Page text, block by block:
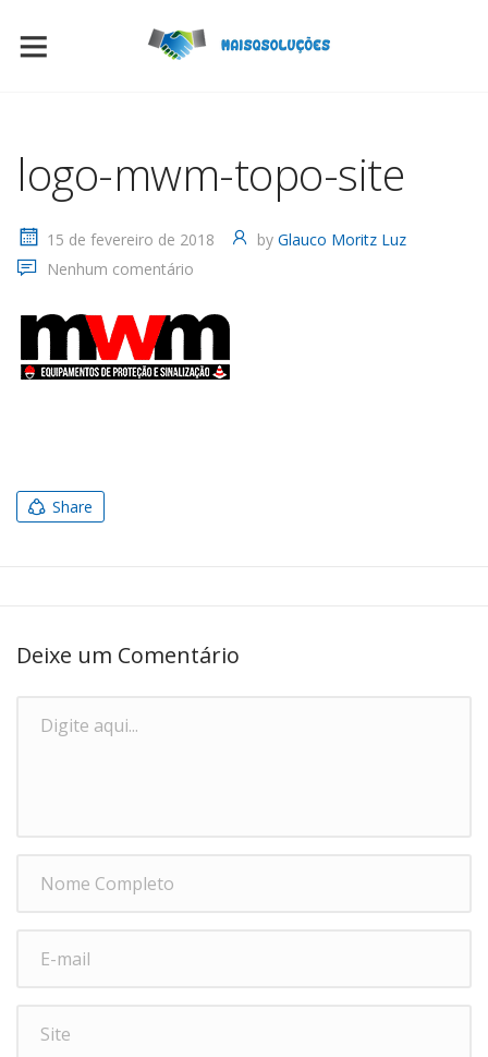
logo-mwm-topo-site
15 de fevereiro de 2018 by Glauco Moritz Luz
Nenhum comentário
Share
Deixe um Comentário